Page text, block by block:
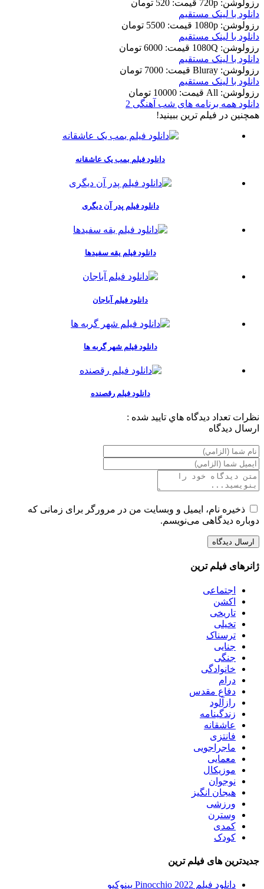
رزولوشن: 720p
قيمت: 520 تومان
دانلود با لينک مستقيم
رزولوشن: 1080p
قيمت: 5500 تومان
دانلود با لينک مستقيم
رزولوشن: 1080Q
قيمت: 6000 تومان
دانلود با لينک مستقيم
رزولوشن: Bluray
قيمت: 7000 تومان
دانلود با لينک مستقيم
رزولوشن: All
قيمت: 10000 تومان
دانلود همه برنامه های شب آهنگی 2
همچنين در فيلم ترين ببينيد!
دانلود فیلم بمب یک عاشقانه
دانلود فیلم پدر آن دیگری
دانلود فیلم یقه سفیدها
دانلود فیلم آباجان
دانلود فيلم شهر گربه ها
دانلود فیلم رقصنده
نظرات تعداد ديدگاه هاي تاييد شده :
ارسال ديدگاه
ذخیره نام، ایمیل و وبسایت من در مرورگر برای زمانی که
دوباره دیدگاهی می‌نویسم.
ژانرهای فیلم ترین
اجتماعی
اکشن
تاریخی
تخیلی
ترسناک
جنایی
جنگی
خانوادگی
درام
دفاع مقدس
رازآلود
زندگینامه
عاشقانه
فانتزی
ماجراجویی
معمایی
موزیکال
نوجوان
هیجان انگیز
ورزشی
وسترن
کمدی
کودک
جدیدترین های فیلم ترین
دانلود فیلم Pinocchio 2022 پینوکیو